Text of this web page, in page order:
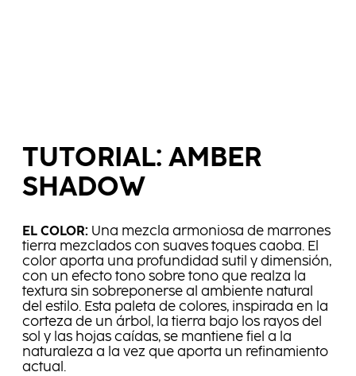
TUTORIAL: AMBER
SHADOW
EL COLOR: Una mezcla armoniosa de marrones
tierra mezclados con suaves toques caoba. El
color aporta una profundidad sutil y dimensión,
con un efecto tono sobre tono que realza la
textura sin sobreponerse al ambiente natural
del estilo. Esta paleta de colores, inspirada en la
corteza de un árbol, la tierra bajo los rayos del
sol y las hojas caídas, se mantiene fiel a la
naturaleza a la vez que aporta un refinamiento
actual.